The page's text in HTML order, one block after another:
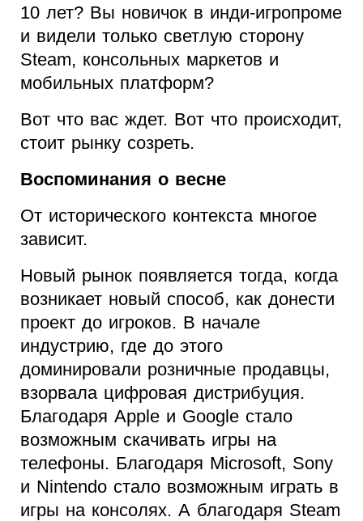
10 лет? Вы новичок в инди-игропроме
и видели только светлую сторону
Steam, консольных маркетов и
мобильных платформ?
Вот что вас ждет. Вот что происходит,
стоит рынку созреть.
Воспоминания о весне
От исторического контекста многое
зависит.
Новый рынок появляется тогда, когда
возникает новый способ, как донести
проект до игроков. В начале
индустрию, где до этого
доминировали розничные продавцы,
взорвала цифровая дистрибуция.
Благодаря Apple и Google стало
возможным скачивать игры на
телефоны. Благодаря Microsoft, Sony
и Nintendo стало возможным играть в
игры на консолях. А благодаря Steam